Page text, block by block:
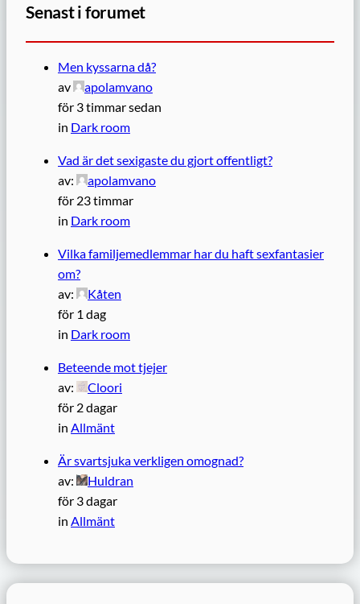
Senast i forumet
Men kyssarna då?
av
apolamvano
för 3 timmar sedan
in Dark room
Vad är det sexigaste du gjort offentligt?
av:
apolamvano
för 23 timmar
in Dark room
Vilka familjemedlemmar har du haft sexfantasier
om?
av:
Kåten
för 1 dag
in Dark room
Beteende mot tjejer
av:
Cloori
för 2 dagar
in Allmänt
Är svartsjuka verkligen omognad?
av:
Huldran
för 3 dagar
in Allmänt